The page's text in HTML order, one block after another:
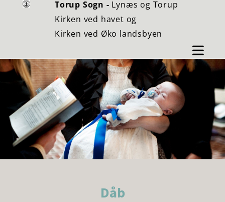
Torup Sogn - Lynæs og Torup
Kirken ved havet og
Kirken ved Øko landsbyen
Dåb